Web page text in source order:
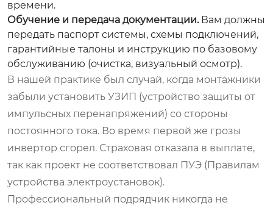
времени.
Обучение и передача документации.Вам должны
передать паспорт системы, схемы подключений,
гарантийные талоны и инструкцию по базовому
обслуживанию (очистка, визуальный осмотр).
В нашей практике был случай, когда монтажники
забыли установить УЗИП (устройство защиты от
импульсных перенапряжений) со стороны
постоянного тока. Во время первой же грозы
инвертор сгорел. Страховая отказала в выплате,
так как проект не соответствовал ПУЭ (Правилам
устройства электроустановок).
Профессиональный подрядчик никогда не